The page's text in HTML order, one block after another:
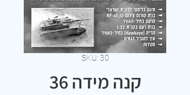
SKU: 30
קנה מידה 36